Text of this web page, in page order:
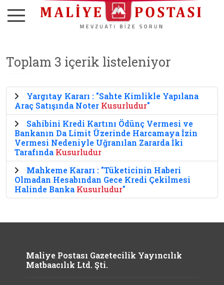
Toplam 3 içerik listeleniyor
Yargıtay Kararı : "Sahte Kimlikle Yapılana
Araç Satışında Noter Kusurludur"
Sahibini Kredi Kartını Ödünç Vermesi ve
Bankanın Da Limit Üzerinde Harcamaya İzin
Vermesi Nedeniyle Uğranılan Zararda İki
Tarafında Kusurludur
Mahkeme Kararı : "Tüketicinin Haberi
Olmadan Hesabından Gece Kredi Çekilmesi
Halinde Banka Kusurludur"
Maliye Postası Gazetecilik Yayıncılık
Matbaacılık Ltd. Şti.